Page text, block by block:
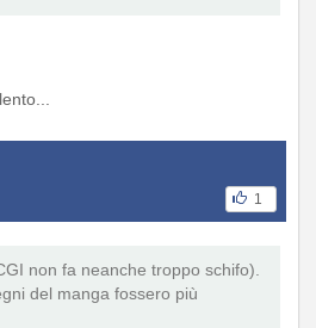
1
non fa neanche troppo schifo).
del manga fossero più